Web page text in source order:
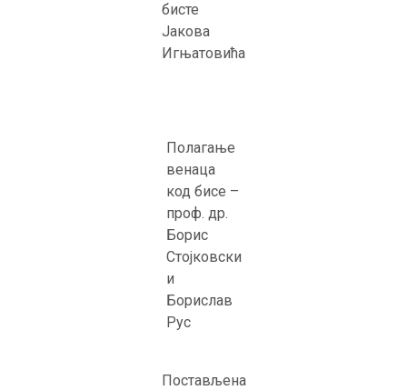
бисте
Јакова
Игњатовића
Полагање
венаца
код бисе –
проф. др.
Борис
Стојковски
и
Борислав
Рус
Постављена